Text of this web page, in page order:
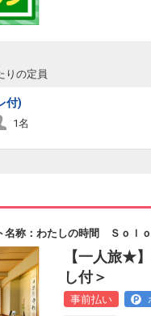
りの定員
付)
1名
名称：わたしの時間 Ｓｏｌ
【一人旅★
し付＞
事前払い